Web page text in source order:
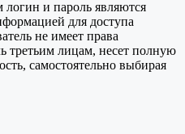
и пароль являются
для доступа
не имеет права
третьим лицам, несет полную
самостоятельно выбирая